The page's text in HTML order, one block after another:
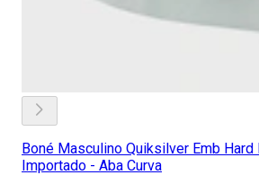
Boné Masculino Quiksilver Emb
Importado - Aba Curva